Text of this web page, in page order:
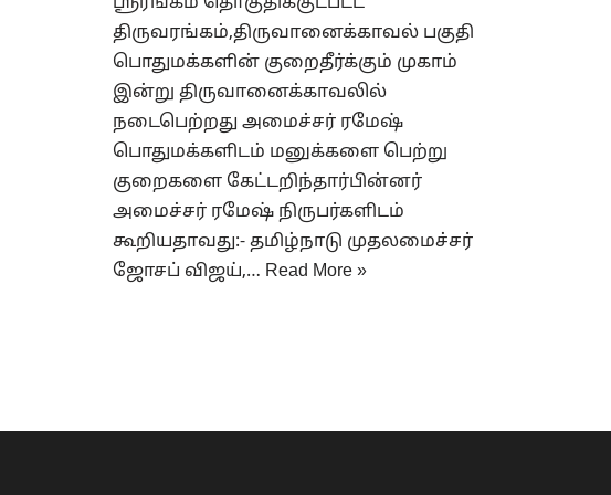
திருவரங்கம்,திருவானைக்காவல் பகுதி
பொதுமக்களின் குறைதீர்க்கும் முகாம்
இன்று திருவானைக்காவலில்
நடைபெற்றது அமைச்சர் ரமேஷ்
பொதுமக்களிடம் மனுக்களை பெற்று
குறைகளை கேட்டறிந்தார்பின்னர்
அமைச்சர் ரமேஷ் நிருபர்களிடம்
கூறியதாவது:- தமிழ்நாடு முதலமைச்சர்
ஜோசப் விஜய்,… Read More »